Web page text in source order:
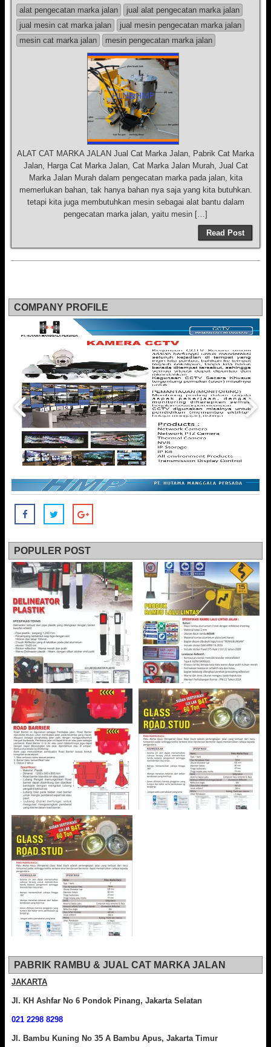
alat pengecatan marka jalan
jual alat pengecatan marka jalan
jual mesin cat marka jalan
jual mesin pengecatan marka jalan
mesin cat marka jalan
mesin pengecatan marka jalan
ALAT CAT MARKA JALAN Jual Cat Marka Jalan, Pabrik Cat Marka
Jalan, Harga Cat Marka Jalan, Cat Marka Jalan Murah, Jual Cat
Marka Jalan Murah dalam pengecatan marka pada jalan, kita
memerlukan bahan, tak hanya bahan nya saja yang kita butuhkan.
tetapi kita juga membutuhkan mesin sebagai alat bantu dalam
pengecatan marka jalan, yaitu mesin […]
Read Post
COMPANY PROFILE
POPULER POST
PABRIK RAMBU & JUAL CAT MARKA JALAN
JAKARTA
Jl. KH Ashfar No 6 Pondok Pinang, Jakarta Selatan
021 2298 8298
Jl. Bambu Kuning No 35 A Bambu Apus, Jakarta Timur